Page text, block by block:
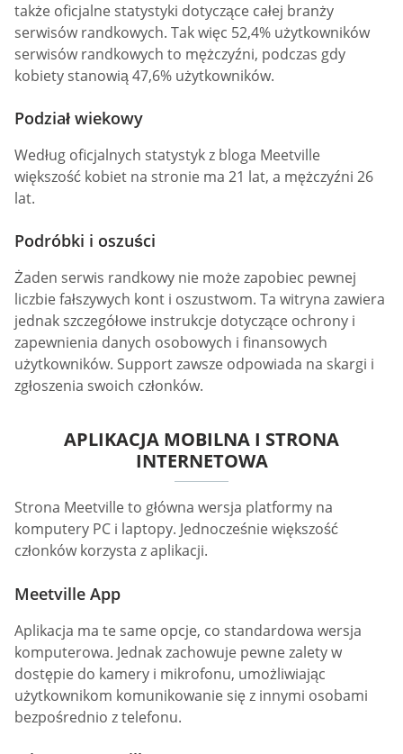
także oficjalne statystyki dotyczące całej branży
serwisów randkowych. Tak więc 52,4% użytkowników
serwisów randkowych to mężczyźni, podczas gdy
kobiety stanowią 47,6% użytkowników.
Podział wiekowy
Według oficjalnych statystyk z bloga Meetville
większość kobiet na stronie ma 21 lat, a mężczyźni 26
lat.
Podróbki i oszuści
Żaden serwis randkowy nie może zapobiec pewnej
liczbie fałszywych kont i oszustwom. Ta witryna zawiera
jednak szczegółowe instrukcje dotyczące ochrony i
zapewnienia danych osobowych i finansowych
użytkowników. Support zawsze odpowiada na skargi i
zgłoszenia swoich członków.
APLIKACJA MOBILNA I STRONA
INTERNETOWA
Strona Meetville to główna wersja platformy na
komputery PC i laptopy. Jednocześnie większość
członków korzysta z aplikacji.
Meetville App
Aplikacja ma te same opcje, co standardowa wersja
komputerowa. Jednak zachowuje pewne zalety w
dostępie do kamery i mikrofonu, umożliwiając
użytkownikom komunikowanie się z innymi osobami
bezpośrednio z telefonu.